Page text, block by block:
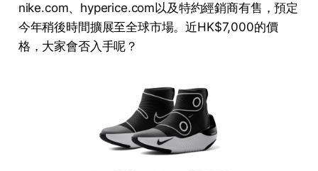
nike.com、hyperice.com以及特約經銷商有售，預定
今年稍後時間擴展至全球市場。近HK$7,000的價
格，大家會否入手呢？